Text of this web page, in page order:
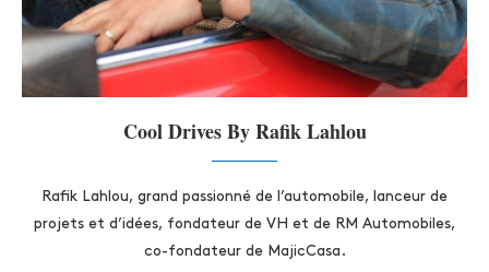
Cool Drives By Rafik Lahlou
Rafik Lahlou, grand passionné de l’automobile, lanceur de
projets et d’idées, fondateur de VH et de RM Automobiles,
co-fondateur de MajicCasa.